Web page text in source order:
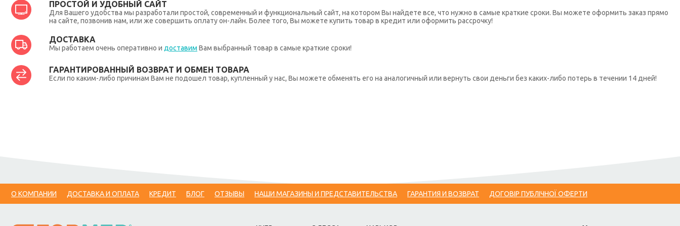
ПРОСТОЙ И УДОБНЫЙ САЙТ
Для Вашего удобства мы разработали простой, современный и функциональный сайт, на котором Вы найдете все, что нужно в самые краткие сроки. Вы можете оформить заказ прямо
на сайте, позвонив нам, или же совершить оплату он-лайн. Более того, Вы можете купить товар в кредит или оформить рассрочку!
ДОСТАВКА
Мы работаем очень оперативно и доставим Вам выбранный товар в самые краткие сроки!
ГАРАНТИРОВАННЫЙ ВОЗВРАТ И ОБМЕН ТОВАРА
Если по каким-либо причинам Вам не подошел товар, купленный у нас, Вы можете обменять его на аналогичный или вернуть свои деньги без каких-либо потерь в течении 14 дней!
О КОМПАНИИ ДОСТАВКА И ОПЛАТА КРЕДИТ БЛОГ ОТЗЫВЫ НАШИ МАГАЗИНЫ И ПРЕДСТАВИТЕЛЬСТВА ГАРАНТИЯ И ВОЗВРАТ ДОГОВІР ПУБЛІЧНОЇ ОФЕРТИ